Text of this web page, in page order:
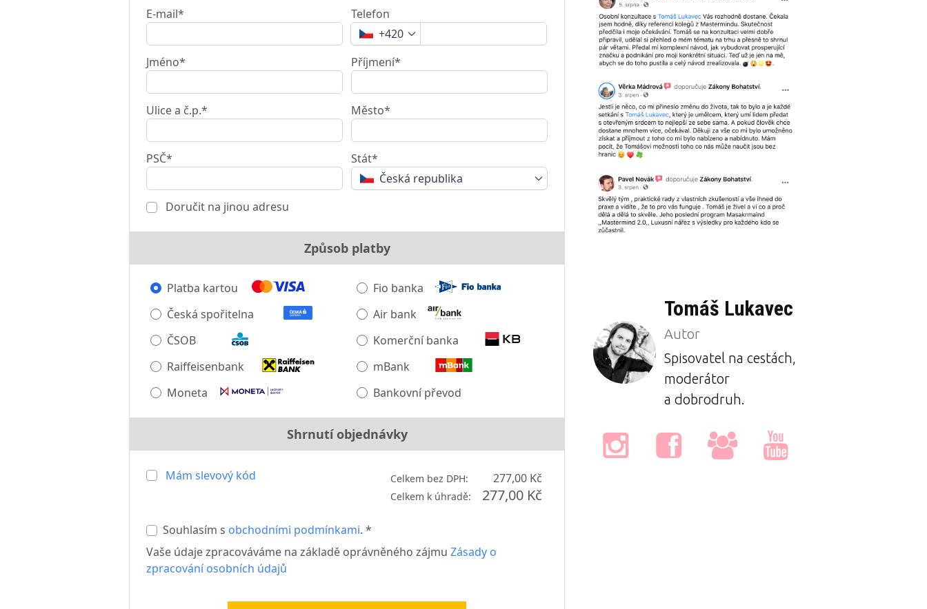
E-mail*
Telefon
+420
Jméno*
Příjmení*
Ulice a č.p.* Město*
PSČ*
Stát*
Česká republika
Doručit na jinou adresu
Způsob platby
Platba kartou
Fio banka
Česká spořitelna
Air bank
ČSOB
Komerční banka
Raiffeisenbank
mBank
Moneta
Bankovní převod
Shrnutí objednávky
Mám slevový kód Celkem bez DPH: 277,00 Kč
Celkem k úhradě: 277,00 Kč
Souhlasím s obchodními podmínkami. *
Vaše údaje zpracováváme na základě oprávněného zájmu Zásady o
zpracování osobních údajů
Tomáš Lukavec
Autor
Spisovatel na cestách,
moderátor
a dobrodruh.